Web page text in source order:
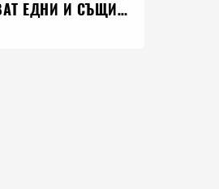
ЕДНИ И СЪЩИ
СВЯТ